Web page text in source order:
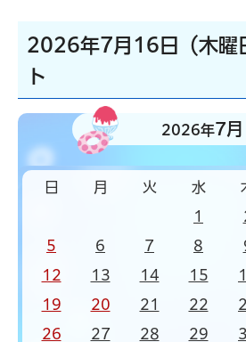
2026年7月16日（木曜
ト
2026年7月
日 月 火 水
1
5 6 7 8
12 13 14 15
19 20 21 22
26 27 28 29